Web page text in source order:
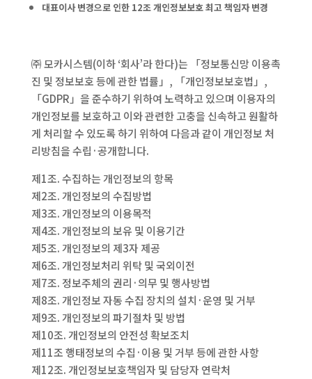
대표이사 변경으로 인한 12조 개인정보보호 최고 책임자 변경
㈜ 모카시스템(이하 ‘회사’라 한다)는 「정보통신망 이용촉
진 및 정보보호 등에 관한 법률」, 「개인정보보호법」,
「GDPR」을 준수하기 위하여 노력하고 있으며 이용자의
개인정보를 보호하고 이와 관련한 고충을 신속하고 원활하
게 처리할 수 있도록 하기 위하여 다음과 같이 개인정보 처
리방침을 수립·공개합니다.
제1조. 수집하는 개인정보의 항목
제2조. 개인정보의 수집방법
제3조. 개인정보의 이용목적
제4조. 개인정보의 보유 및 이용기간
제5조. 개인정보의 제3자 제공
제6조. 개인정보처리 위탁 및 국외이전
제7조. 정보주체의 권리·의무 및 행사방법
제8조. 개인정보 자동 수집 장치의 설치·운영 및 거부
제9조. 개인정보의 파기절차 및 방법
제10조. 개인정보의 안전성 확보조치
제11조 행태정보의 수집·이용 및 거부 등에 관한 사항
제12조. 개인정보보호책임자 및 담당자 연락처